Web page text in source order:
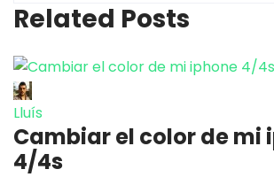
Related Posts
Lluís
Cambiar el color de mi
4/4s